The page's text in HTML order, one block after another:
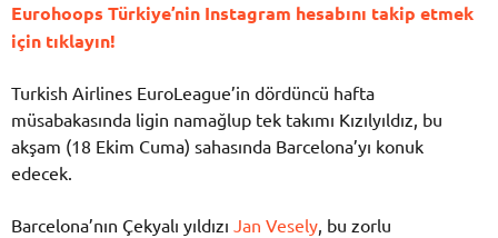
Eurohoops Türkiye’nin Instagram hesabını takip etmek
için tıklayın!
Turkish Airlines EuroLeague’in dördüncü hafta
müsabakasında ligin namağlup tek takımı Kızılyıldız, bu
akşam (18 Ekim Cuma) sahasında Barcelona’yı konuk
edecek.
Barcelona’nın Çekyalı yıldızı Jan Vesely , bu zorlu